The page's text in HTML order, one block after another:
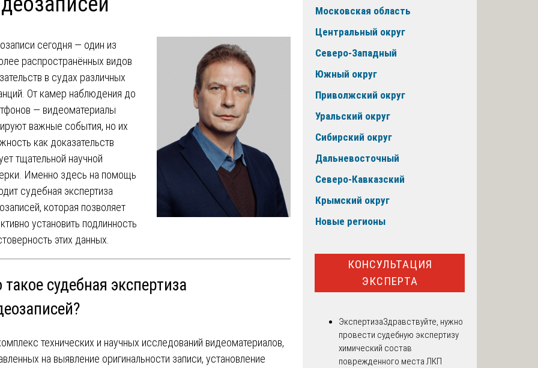
сегодня — один из
распространённых видов
в судах различных
От камер наблюдения до
— видеоматериалы
важные события, но их
как доказательств
тщательной научной
Именно здесь на помощь
судебная экспертиза
которая позволяет
установить подлинность
этих данных.
такое судебная экспертиза
технических и научных исследований видеоматериалов,
на выявление оригинальности записи, установление
Московская область
Центральный округ
Северо-Западный
Южный округ
Приволжский округ
Уральский округ
Сибирский округ
Дальневосточный
Северо-Кавказский
Крымский округ
Новые регионы
КОНСУЛЬТАЦИЯ
ЭКСПЕРТА
ЭкспертизаЗдравствуйте, нужно
провести судебную экспертизу
химический состав
поврежденного места ЛКП